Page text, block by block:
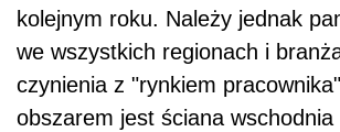
kolejnym roku. Należy jednak
we wszystkich regionach i
czynienia z "rynkiem
obszarem jest ściana wschodnia